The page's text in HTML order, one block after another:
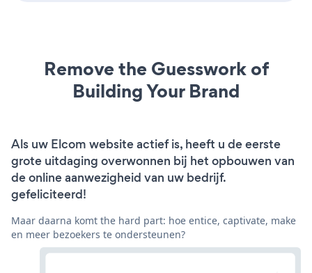
Remove the Guesswork of
Building Your Brand
Als uw Elcom website actief is, heeft u de eerste
grote uitdaging overwonnen bij het opbouwen van
de online aanwezigheid van uw bedrijf.
gefeliciteerd!
Maar daarna komt the hard part: hoe entice, captivate, make
en meer bezoekers te ondersteunen?